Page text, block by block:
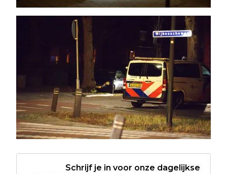
Schrijf je in voor onze dagelijkse